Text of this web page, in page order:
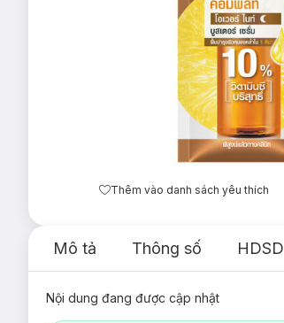
Thêm vào danh sách yêu thích
Mô tả Thông số HDSD
Nội dung đang được cập nhật